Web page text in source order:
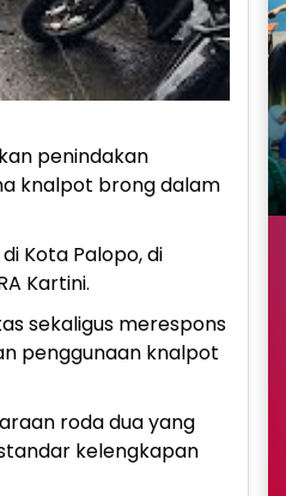
penindakan
knalpot brong dalam
Kota Palopo, di
Kartini.
sekaligus merespons
penggunaan knalpot
roda dua yang
kelengkapan